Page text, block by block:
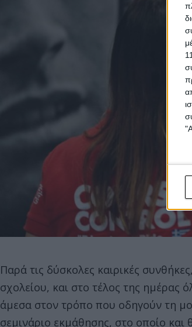
Παρά τις δύσκολες καιρικές
σχολείου, και στο τέλος της
άμεσα στον τρόπο που οδηγούν τη
σεμινάριο εκμάθησης, στο οποίο